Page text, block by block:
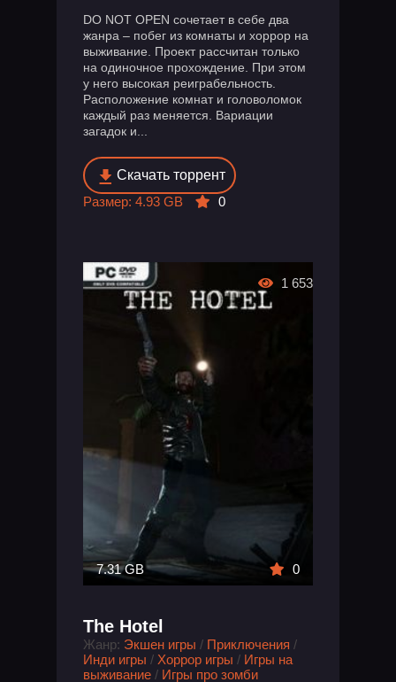
DO NOT OPEN сочетает в себе два
жанра – побег из комнаты и хоррор на
выживание. Проект рассчитан только
на одиночное прохождение. При этом
у него высокая реиграбельность.
Расположение комнат и головоломок
каждый раз меняется. Вариации
загадок и...
Скачать торрент
Размер: 4.93 GB
0
7.31 GB 0
The Hotel
Жанр: Экшен игры / Приключения /
Инди игры / Хоррор игры / Игры на
выживание / Игры про зомби
1 653